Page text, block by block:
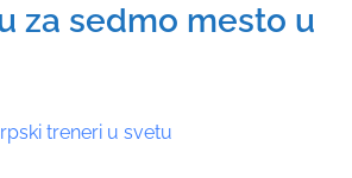
za sedmo mesto u
treneri u svetu